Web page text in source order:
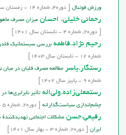
ورزش فوتبال [ دوره 4, شماره 14
-زمستان
رحماني خليلي. احسانمیزان مصرف
دوره 2, شماره 4
-تابستان سال
رحیم نژاد.فاطمهبررسی سیستماتیک
شماره 12
-تابستان سال
رستگار.یاسر مطالعه مصرف قلیان در میان
شماره 9
-پاییز سال
رستمعلي‌زاده.ولي‌الهتأثیر نابرابری‌ها
چشم‌اندازی سیاست‌گذارانه [ دوره 2, شماره 5
رفیعی.حسنمشکلات اجتماعی تهدیدکنندۀ
ایران [ دوره 2, شماره 3
-بهار سال